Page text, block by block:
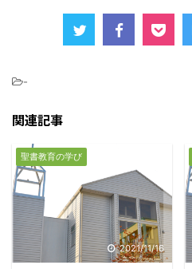
-
関連記事
聖書教育の学び
2021/11/16